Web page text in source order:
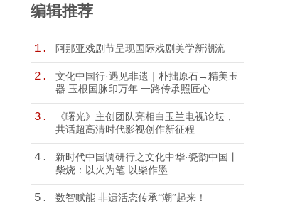
编辑推荐
1. 阿那亚戏剧节呈现国际戏剧美学新潮流
2.
文化中国行·遇见非遗｜朴拙原石→精美玉
器 玉根国脉印万年 一路传承照匠心
3.
《曙光》主创团队亮相白玉兰电视论坛，
共话超高清时代影视创作新征程
4.
新时代中国调研行之文化中华·瓷韵中国丨
柴烧：以火为笔 以柴作墨
5. 数智赋能 非遗活态传承“潮”起来！